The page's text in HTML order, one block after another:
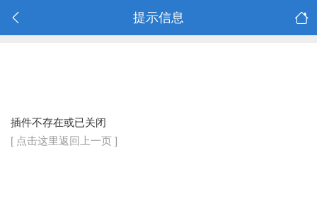
提示信息
插件不存在或已关闭
[ 点击这里返回上一页 ]